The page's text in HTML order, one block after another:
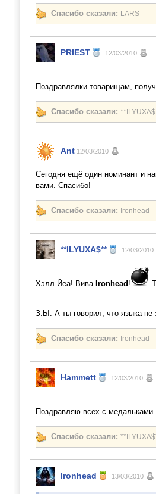
Спасибо сказали: LARS
PRIEST 12/03/2010
Поздравлялки товарищам,
Спасибо сказали:
Ant 12/03/2010
Сегодня ещё один номинант и
вами. Спасибо!
Спасибо сказали: Ironhead
**ILYUXA$** 12/03/2010
Хэлл Йеа! Вива Ironhead !
З.Ы. А ты говорил, что языка не
Спасибо сказали: Ironhead
Hammett 12/03/2010
Поздравляю всех с медальками
Спасибо сказали:
Ironhead 13/03/2010